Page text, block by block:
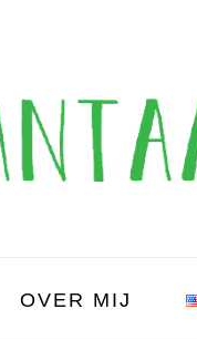
OVER MIJ